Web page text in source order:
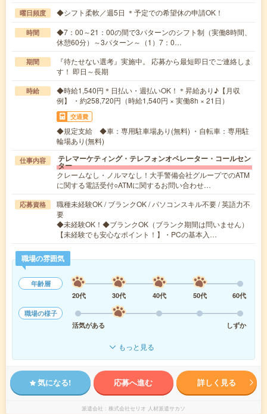
曜日頻度 ◆シフト柔軟／週5日 ＊予定での希望休の申請OK！
時間
◆7：00～21：00の間で3パターンのシフト制（実働8時間、
休憩60分）～3パターン～（1）7：0…
期間
『待たせない選考』実施中。 応募から最短即日でご連絡しま
す！ 即日～長期
時給
◆時給1,540円＊日払い・週払いOK！＊昇給あり♪【月収
例】 ・約258,720円（時給1,540円 × 実働8h × 21日）
交通費
◆規定支給 ◆車：専用駐車場あり(無料) ・自転車：専用駐
輪場あり(無料)
仕事内容 テレマーケティング・テレフォンオペレーター・コールセン
ター
クレームなし・ノルマなし！大手警備会社グループでのATM
に関する電話受付○ATMに関するお問い合わせ…
応募資格
職種未経験OK / ブランクOK / パソコンスキル不要 / 英語力不
要
◆未経験OK！◆ブランクOK（ブランク期間は問いません）
【未経験でも安心なポイント！】・PCの基本入…
職場の雰囲気
年齢層
20代
30代 40代 50代
60代
職場の様子
活気がある
しずか
もっと見る
気になる! 応募へ進む 詳しく見る
派遣会社 株式会社セリオ 人材派遣サカソ